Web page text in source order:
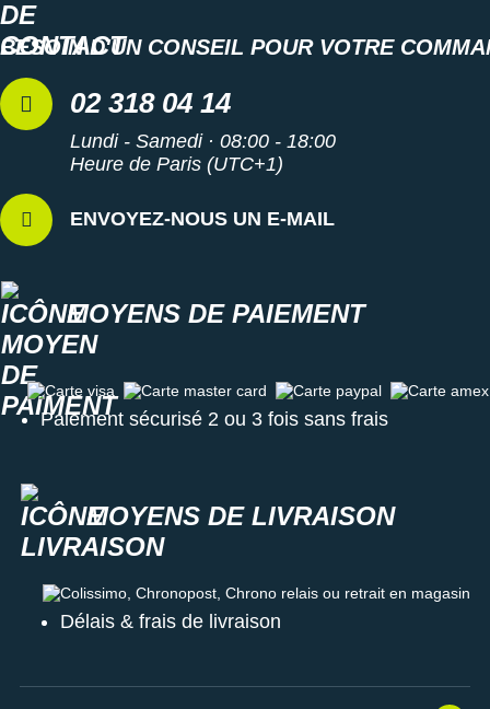
BESOIN D'UN CONSEIL POUR VOTRE
02 318 04 14
Lundi - Samedi · 08:00 - 18:00
Heure de Paris (UTC+1)
ENVOYEZ-NOUS UN E-MAIL
MOYENS DE PAIEMENT
Carte visa Carte master card Carte paypal Carte amex
Paiement sécurisé 2 ou 3 fois sans frais
MOYENS DE LIVRAISON
Colissimo, Chronopost, Chrono relais ou retrait en magasin
Délais & frais de livraison